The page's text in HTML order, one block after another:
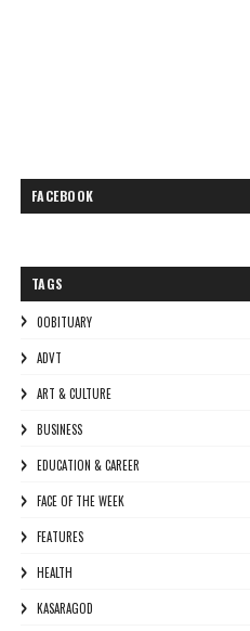
FACEBOOK
TAGS
0OBITUARY
ADVT
ART & CULTURE
BUSINESS
EDUCATION & CAREER
FACE OF THE WEEK
FEATURES
HEALTH
KASARAGOD